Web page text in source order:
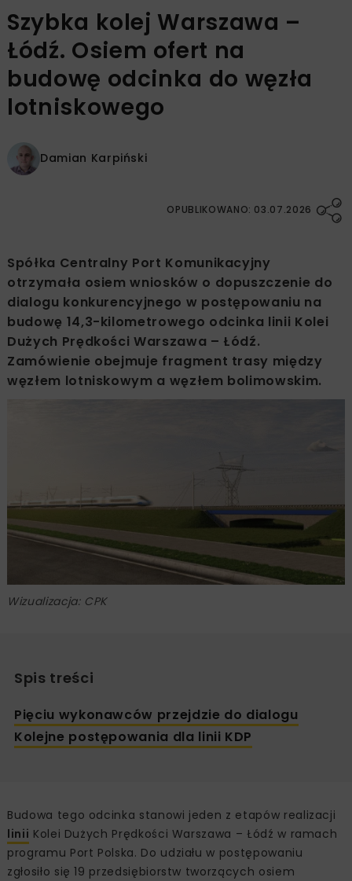
Szybka kolej Warszawa –
Łódź. Osiem ofert na
budowę odcinka do węzła
lotniskowego
Damian Karpiński
OPUBLIKOWANO: 03.07.2026
Spółka Centralny Port Komunikacyjny
otrzymała osiem wniosków o dopuszczenie do
dialogu konkurencyjnego w postępowaniu na
budowę 14,3-kilometrowego odcinka linii Kolei
Dużych Prędkości Warszawa – Łódź.
Zamówienie obejmuje fragment trasy między
węzłem lotniskowym a węzłem bolimowskim.
Wizualizacja: CPK
Spis treści
Pięciu wykonawców przejdzie do dialogu
Kolejne postępowania dla linii KDP
Budowa tego odcinka stanowi jeden z etapów realizacji
linii Kolei Dużych Prędkości Warszawa – Łódź w ramach
programu Port Polska. Do udziału w postępowaniu
zgłosiło się 19 przedsiębiorstw tworzących osiem